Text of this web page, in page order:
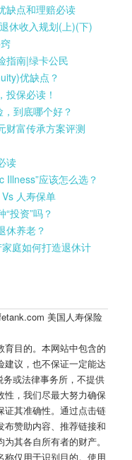
缺点和理赔必读
休收入规划(上)(下)
指南|绿卡公民
优缺点？
保必读！
到底哪个好？
财富传承方案评测
读
Illness”应该怎么选？
人寿保单
投资”吗？
休养老？
庭如何打造退休计
美国人寿保险
育目的。本网站中包含的
建议，也不保证一定能达
或法律事务所，不提供
性，我们尽最大努力确保
证其准确性。通过点击链
布赞助内容、推荐链接和
其各自所有者的财产。
称仅用于识别目的。使用